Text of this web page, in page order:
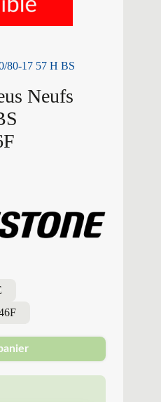
80-17 57 H BS
Neufs